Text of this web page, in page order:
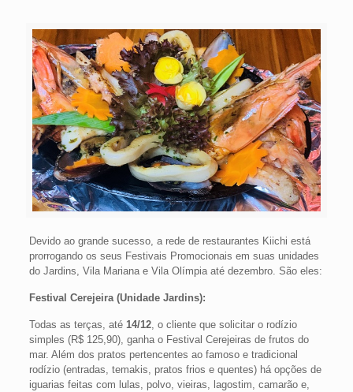
Devido ao grande sucesso, a rede de restaurantes Kiichi está
prorrogando os seus Festivais Promocionais em suas unidades
do Jardins, Vila Mariana e Vila Olímpia até dezembro. São eles:
Festival Cerejeira (Unidade Jardins):
Todas as terças, até 14/12, o cliente que solicitar o rodízio
simples (R$ 125,90), ganha o Festival Cerejeiras de frutos do
mar. Além dos pratos pertencentes ao famoso e tradicional
rodízio (entradas, temakis, pratos frios e quentes) há opções de
iguarias feitas com lulas, polvo, vieiras, lagostim, camarão e,